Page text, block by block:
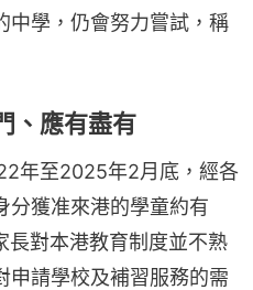
中學，仍會努力嘗試，稱
、應有盡有
年至2025年2月底，經各
分獲准來港的學童約有
長對本港教育制度並不熟
申請學校及補習服務的需